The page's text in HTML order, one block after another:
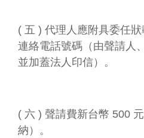
( 五 ) 代理人應附具委任狀
連絡電話號碼（由聲請人
並加蓋法人印信）。
( 六 ) 聲請費新台幣 500
納）。